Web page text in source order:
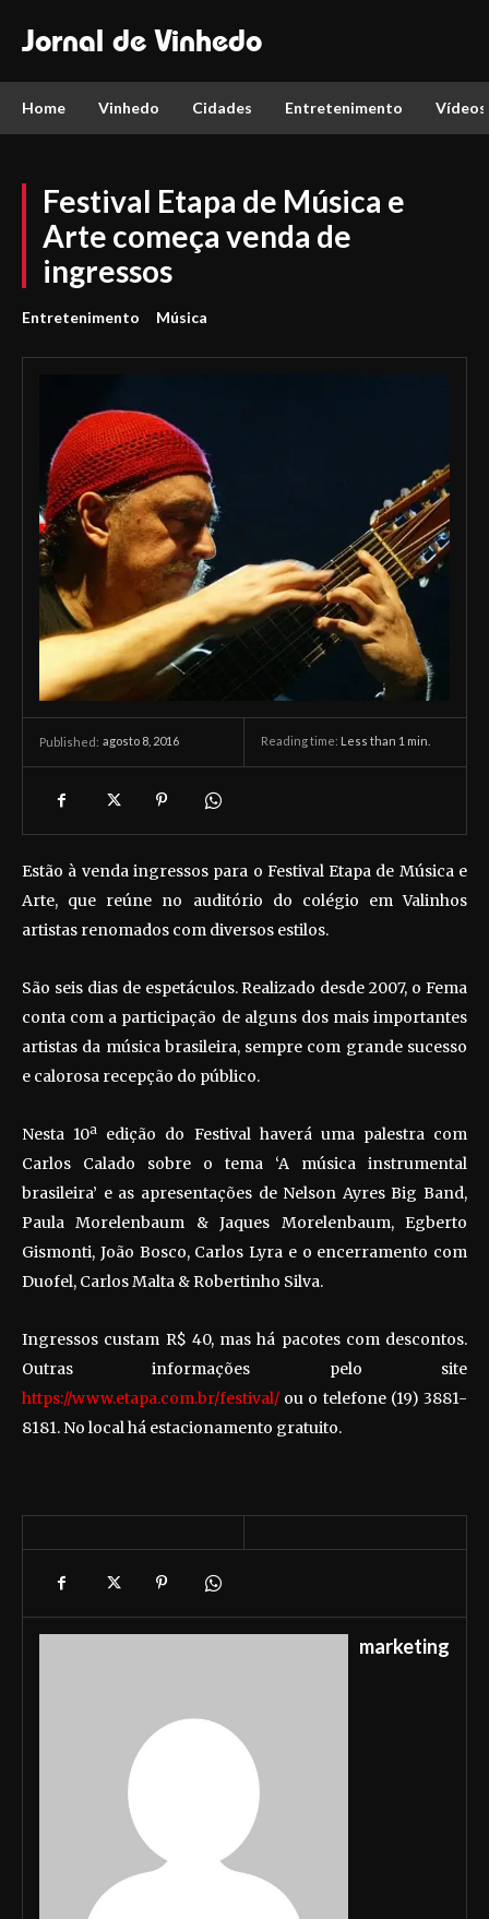
Jornal de Vinhedo
Home Vinhedo Cidades Entretenimento Vídeos
Festival Etapa de Música e
Arte começa venda de
ingressos
Entretenimento Música
Published: agosto 8, 2016 Reading time: Less than 1 min.
Estão à venda ingressos para o Festival Etapa de Música e
Arte, que reúne no auditório do colégio em Valinhos
artistas renomados com diversos estilos.
São seis dias de espetáculos. Realizado desde 2007, o Fema
conta com a participação de alguns dos mais importantes
artistas da música brasileira, sempre com grande sucesso
e calorosa recepção do público.
Nesta 10ª edição do Festival haverá uma palestra com
Carlos Calado sobre o tema ‘A música instrumental
brasileira’ e as apresentações de Nelson Ayres Big Band,
Paula Morelenbaum & Jaques Morelenbaum, Egberto
Gismonti, João Bosco, Carlos Lyra e o encerramento com
Duofel, Carlos Malta & Robertinho Silva.
Ingressos custam R$ 40, mas há pacotes com descontos.
Outras informações pelo site
https://www.etapa.com.br/festival/ ou o telefone (19) 3881-
8181. No local há estacionamento gratuito.
marketing